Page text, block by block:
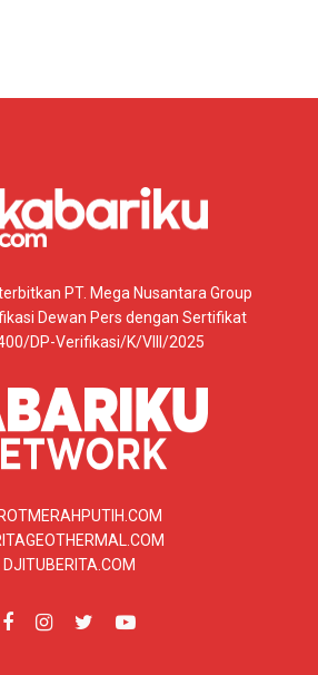
PT. Mega Nusantara Group
Dewan Pers dengan Sertifikat
DP-Verifikasi/K/VIII/2025
DJITUBERITA.COM